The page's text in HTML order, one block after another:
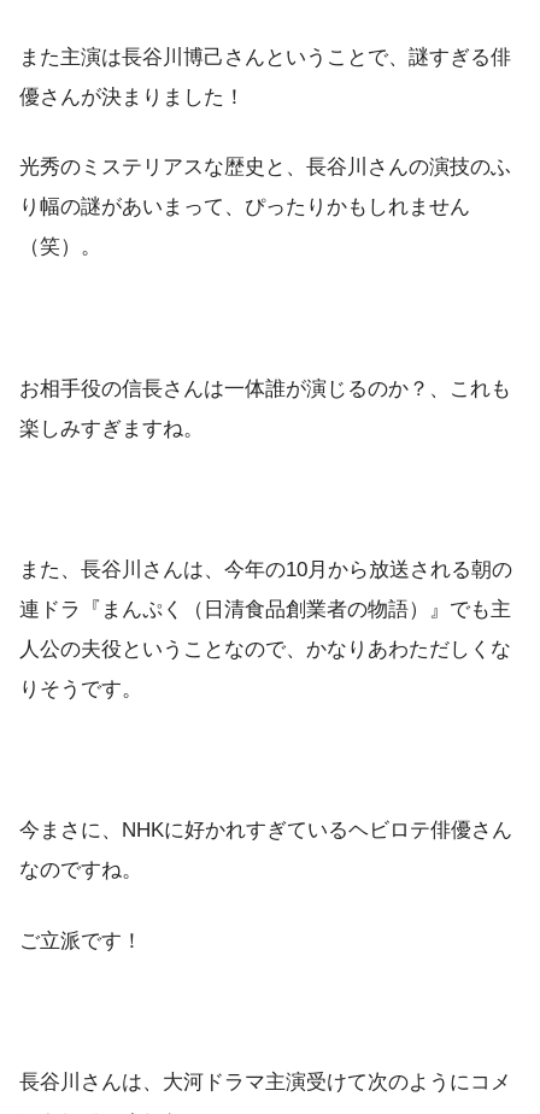
また主演は長谷川博己さんということで、謎すぎる俳
優さんが決まりました！
光秀のミステリアスな歴史と、長谷川さんの演技のふ
り幅の謎があいまって、ぴったりかもしれません
（笑）。
お相手役の信長さんは一体誰が演じるのか？、これも
楽しみすぎますね。
また、長谷川さんは、今年の10月から放送される朝の
連ドラ『まんぷく（日清食品創業者の物語）』でも主
人公の夫役ということなので、かなりあわただしくな
りそうです。
今まさに、NHKに好かれすぎているヘビロテ俳優さん
なのですね。
ご立派です！
長谷川さんは、大河ドラマ主演受けて次のようにコメ